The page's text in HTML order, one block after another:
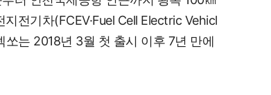
지전기차(FCEV·Fuel Cell Electric Vehicl
는 2018년 3월 첫 출시 이후 7년 만에